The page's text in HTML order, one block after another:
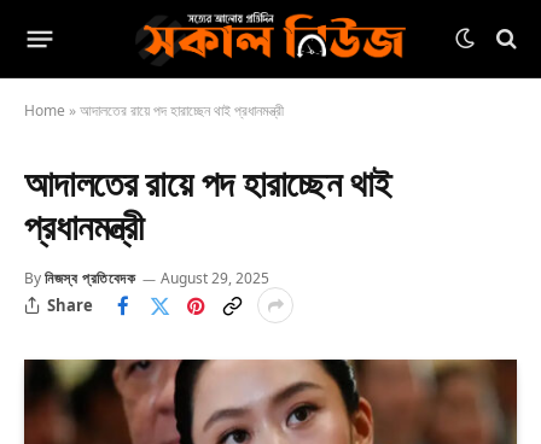
Home »আদালতের রায়ে পদ হারাচ্ছেন থাই প্রধানমন্ত্রী
আদালতের রায়ে পদ হারাচ্ছেন থাই
প্রধানমন্ত্রী
Byনিজস্ব প্রতিবেদক August 29, 2025
Share